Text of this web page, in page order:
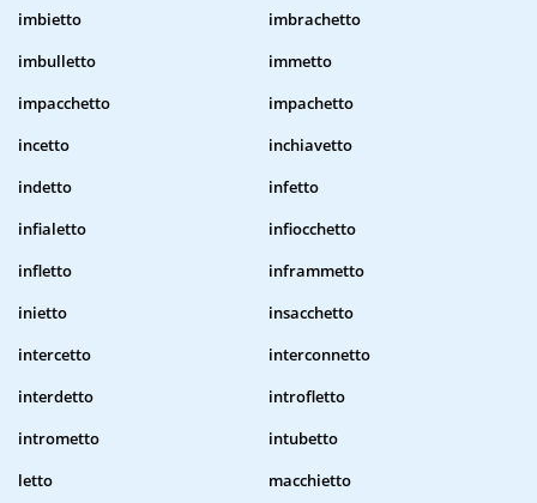
imbietto
imbrachetto
imbulletto
immetto
impacchetto
impachetto
incetto
inchiavetto
indetto
infetto
infialetto
infiocchetto
infletto
inframmetto
inietto
insacchetto
intercetto
interconnetto
interdetto
introfletto
intrometto
intubetto
letto
macchietto